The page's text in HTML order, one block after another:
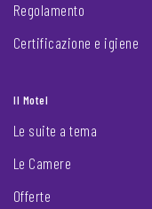
Regolamento
Certificazione e igiene
Il Motel
Le suite a tema
Le Camere
Offerte